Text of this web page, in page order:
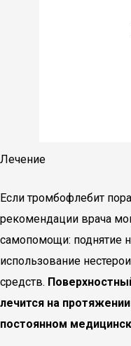
Лечение
Если тромбофлебит
рекомендации врача
самопомощи: поднятие
использование
средств.
лечится на
постоянном